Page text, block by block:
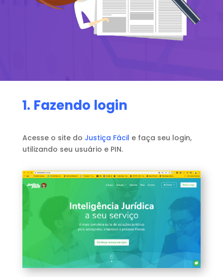
1. Fazendo login
Acesse o site do Justiça Fácil e faça seu login,
utilizando seu usuário e PIN.